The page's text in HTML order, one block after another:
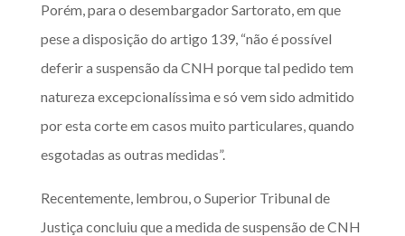
Porém, para o desembargador Sartorato, em que
pese a disposição do artigo 139, “não é possível
deferir a suspensão da CNH porque tal pedido tem
natureza excepcionalíssima e só vem sido admitido
por esta corte em casos muito particulares, quando
esgotadas as outras medidas”.
Recentemente, lembrou, o Superior Tribunal de
Justiça concluiu que a medida de suspensão de CNH